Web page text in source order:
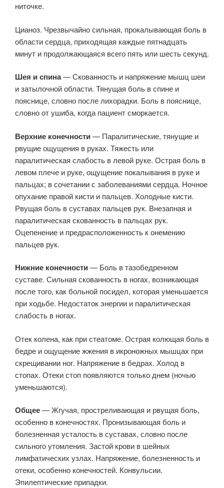
ниточке.
Цианоз. Чрезвычайно сильная, прокалывающая боль в
области сердца, приходящая каждые пятнадцать
минут и продолжающаяся всего пять или шесть секунд.
Шея и спина— Скованность и напряжение мышц шеи
и затылочной области. Тянущая боль в спине и
пояснице, словно после лихорадки. Боль в пояснице,
словно от ушиба, когда пациент сморкается.
Верхние конечности— Паралитические, тянущие и
рвущие ощущения в руках. Тяжесть или
паралитическая слабость в левой руке. Острая боль в
левом плече и руке, ощущение покалывания в руке и
пальцах; в сочетании с заболеваниями сердца. Ночное
опухание правой кисти и пальцев. Холодные кисти.
Рвущая боль в суставах пальцев рук. Внезапная и
паралитическая скованность в пальцах рук.
Оцепенение и предрасположенность к онемению
пальцев рук.
Нижние конечности— Боль в тазобедренном
суставе. Сильная скованность в ногах, возникающая
после того, как больной посидел, которая уменьшается
при ходьбе. Недостаток энергии и паралитическая
слабость в ногах.
Отек колена, как при стеатоме. Острая колющая боль в
бедре и ощущение жжения в икроножных мышцах при
скрещивании ног. Напряжение в бедрах. Холод в
стопах. Отеки стоп появляются только днем (ночью
уменьшаются).
Общее— Жгучая, простреливающая и рвущая боль,
особенно в конечностях. Пронизывающая боль и
болезненная усталость в суставах, словно после
сильного утомления. Застой крови в шейных
лимфатических узлах. Напряжение, болезненность и
отеки, особенно конечностей. Конвульсии.
Эпилептические припадки.